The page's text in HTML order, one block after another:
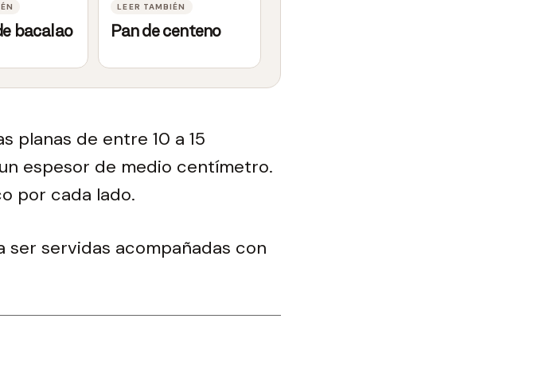
bacalao Pan de centeno
planas de entre 10 a 15
espesor de medio centímetro.
por cada lado.
servidas acompañadas con